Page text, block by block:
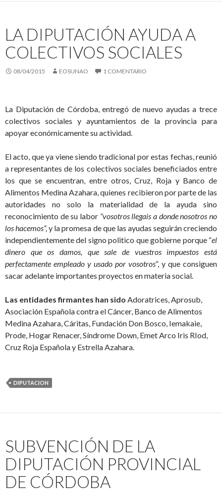
LA DIPUTACIÓN AYUDA A
COLECTIVOS SOCIALES
08/04/2015 EOSUNAO 1 COMENTARIO
La Diputación de Córdoba, entregó de nuevo ayudas a trece
colectivos sociales y ayuntamientos de la provincia para
apoyar económicamente su actividad.
El acto, que ya viene siendo tradicional por estas fechas, reunió
arepresentantes de los colectivos sociales beneficiados entre
los que se encuentran, entre otros, Cruz, Roja y Banco de
Alimentos Medina Azahara, quienes recibieron por parte de las
autoridades no solo la materialidad de la ayuda sino
reconocimiento de su labor “vosotros llegais a donde nosotros no
los hacemos”, y la promesa de que las ayudas seguirán creciendo
independientemente del signo politico que gobierne porque “el
dinero que os damos, que sale de vuestros impuestos está
perfectamente empleado y usado por vosotros“, y que consiguen
sacar adelante importantes proyectos en materia social.
Las entidades firmantes han sido Adoratrices, Aprosub,
Asociación Española contra el Cáncer, Banco de Alimentos
Medina Azahara, Cáritas, Fundación Don Bosco, Iemakaie,
Prode, Hogar Renacer, Síndrome Down, Emet Arco Iris RIod,
Cruz Roja Española y Estrella Azahara.
DIPUTACION
SUBVENCIÓN DE LA
DIPUTACIÓN PROVINCIAL
DE CÓRDOBA